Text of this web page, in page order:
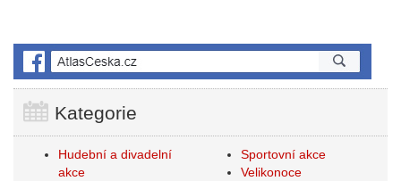
Kategorie
Hudební a divadelní
akce
Sportovní akce
Velikonoce